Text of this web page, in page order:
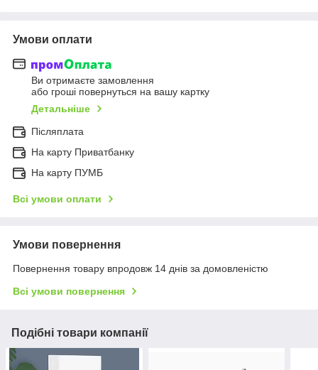
Умови оплати
Ви отримаєте замовлення
або гроші повернуться на вашу картку
Детальніше
Післяплата
На карту Приватбанку
На карту ПУМБ
Всі умови оплати
Умови повернення
Повернення товару впродовж 14 днів за домовленістю
Всі умови повернення
Подібні товари компанії